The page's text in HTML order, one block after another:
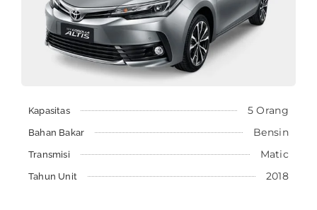
Kapasitas 5 Orang
Bahan Bakar Bensin
Transmisi Matic
Tahun Unit 2018